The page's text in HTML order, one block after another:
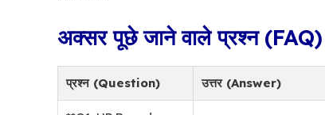
अक्सर पूछे जाने वाले प्रश्न (FAQ)
प्रश्न (Question) उत्तर (Answer)